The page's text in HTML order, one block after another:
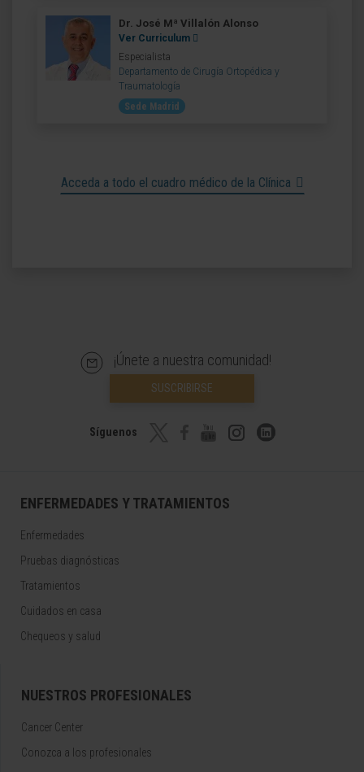
Dr. José Mª Villalón Alonso
Ver Curriculum
Especialista
Departamento de Cirugía Ortopédica y
Traumatología
Sede Madrid
Acceda a todo el cuadro médico de la Clínica
¡Únete a nuestra comunidad!
SUSCRIBIRSE
Síguenos
ENFERMEDADES Y TRATAMIENTOS
Enfermedades
Pruebas diagnósticas
Tratamientos
Cuidados en casa
Chequeos y salud
NUESTROS PROFESIONALES
Cancer Center
Conozca a los profesionales